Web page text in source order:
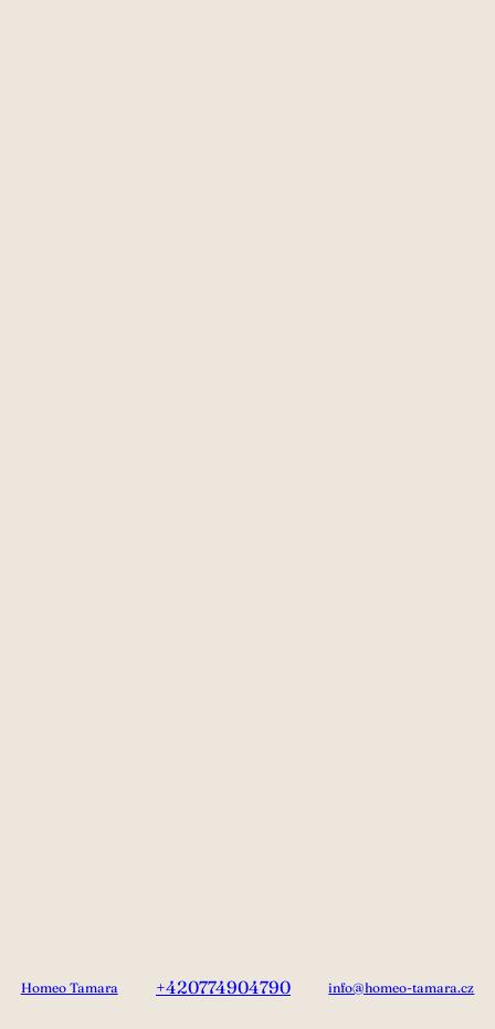
Homeo Tamara +420774904790 info@homeo-tamara.cz